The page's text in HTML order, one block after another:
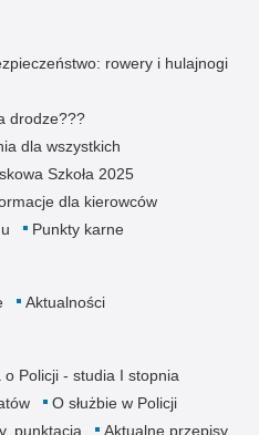
rowery i hulajnogi
drodze???
dla wszystkich
Szkoła 2025
dla kierowców
Punkty karne
Aktualności
o Policji - studia I stopnia
O służbie w Policji
punktacja
Aktualne przepisy